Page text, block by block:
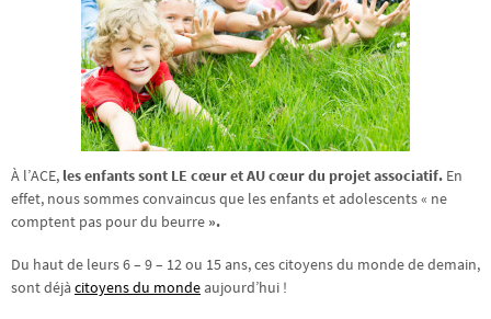
À l’ACE, les enfants sont LE cœur et AU cœur du projet associatif. En
effet, nous sommes convaincus que les enfants et adolescents « ne
comptent pas pour du beurre ».
Du haut de leurs 6 – 9 – 12 ou 15 ans, ces citoyens du monde de demain,
sont déjàcitoyens du monde aujourd’hui !